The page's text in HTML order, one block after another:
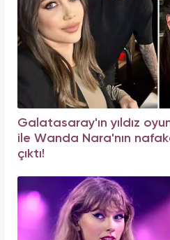
Galatasaray'ın yıldız
ile Wanda Nara'nın
çıktı!